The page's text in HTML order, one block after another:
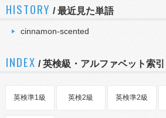
HISTORY /最近見た単語
cinnamon-scented
INDEX / 英検級・アルファベット索引
英検準1級 英検2級 英検準2級